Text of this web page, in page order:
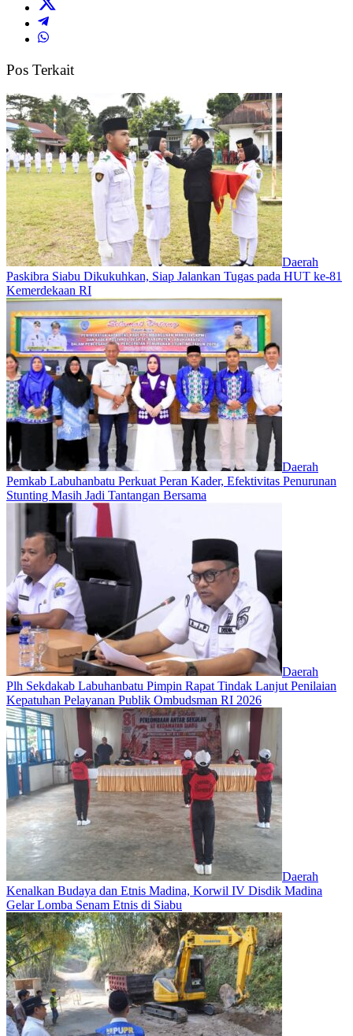
Pos Terkait
Daerah
Paskibra Siabu Dikukuhkan, Siap Jalankan Tugas pada HUT ke-81
Kemerdekaan RI
Daerah
Pemkab Labuhanbatu Perkuat Peran Kader, Efektivitas Penurunan
Stunting Masih Jadi Tantangan Bersama
Daerah
Plh Sekdakab Labuhanbatu Pimpin Rapat Tindak Lanjut Penilaian
Kepatuhan Pelayanan Publik Ombudsman RI 2026
Daerah
Kenalkan Budaya dan Etnis Madina, Korwil IV Disdik Madina
Gelar Lomba Senam Etnis di Siabu